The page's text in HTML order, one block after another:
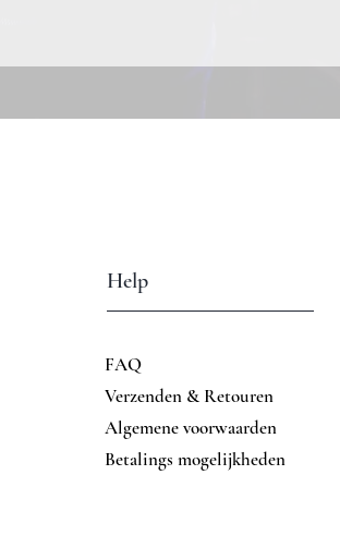
Help
FAQ
Verzenden & Retouren
Algemene voorwaarden
Betalings mogelijkheden